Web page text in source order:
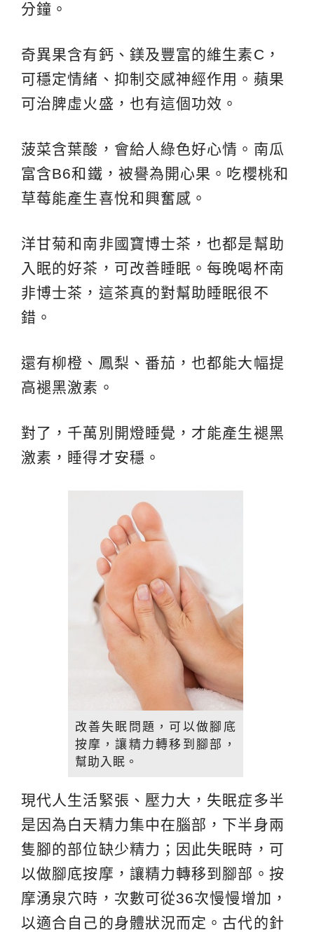
分鐘。
奇異果含有鈣、鎂及豐富的維生素C，
可穩定情緒、抑制交感神經作用。蘋果
可治脾虛火盛，也有這個功效。
菠菜含葉酸，會給人綠色好心情。南瓜
富含B6和鐵，被譽為開心果。吃櫻桃和
草莓能產生喜悅和興奮感。
洋甘菊和南非國寶博士茶，也都是幫助
入眠的好茶，可改善睡眠。每晚喝杯南
非博士茶，這茶真的對幫助睡眠很不
錯。
還有柳橙、鳳梨、番茄，也都能大幅提
高褪黑激素。
對了，千萬別開燈睡覺，才能產生褪黑
激素，睡得才安穩。
改善失眠問題，可以做腳底
按摩，讓精力轉移到腳部，
幫助入眠。
現代人生活緊張、壓力大，失眠症多半
是因為白天精力集中在腦部，下半身兩
隻腳的部位缺少精力；因此失眠時，可
以做腳底按摩，讓精力轉移到腳部。按
摩湧泉穴時，次數可從36次慢慢增加，
以適合自己的身體狀況而定。古代的針